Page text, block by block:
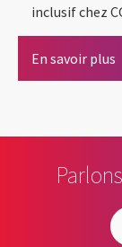
inclusif chez
En savoir plus